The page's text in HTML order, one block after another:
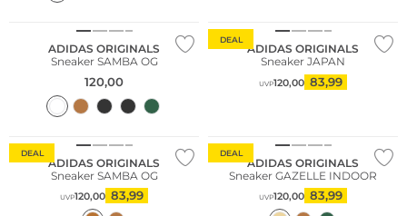
Bestseller
ADIDAS ORIGINALS
Sneaker SAMBA OG
120,00
DEAL
ADIDAS ORIGINALS
Sneaker JAPAN
UVP120,00 83,99
DEAL
Bestseller
ADIDAS ORIGINALS
Sneaker SAMBA OG
UVP120,00 83,99
DEAL
ADIDAS ORIGINALS
Sneaker GAZELLE INDOOR
UVP120,00 83,99